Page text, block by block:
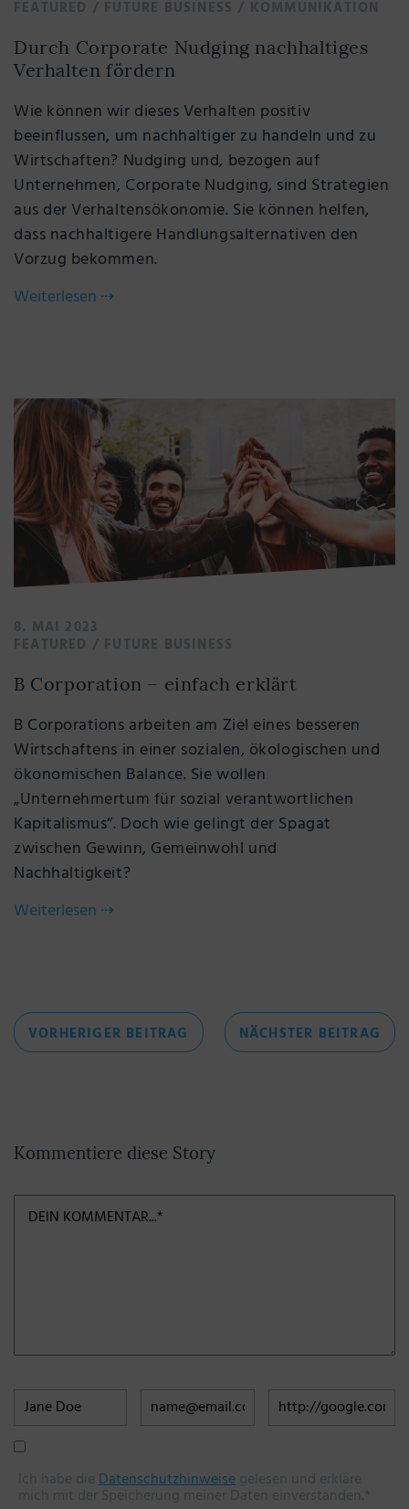
FEATURED / FUTURE BUSINESS / KOMMUNIKATION
Durch Corporate Nudging nachhaltiges
Verhalten fördern
Wie können wir dieses Verhalten positiv
beeinflussen, um nachhaltiger zu handeln und zu
Wirtschaften? Nudging und, bezogen auf
Unternehmen, Corporate Nudging, sind Strategien
aus der Verhaltensökonomie. Sie können helfen,
dass nachhaltigere Handlungsalternativen den
Vorzug bekommen.
Weiterlesen ⇢
8. MAI 2023
FEATURED / FUTURE BUSINESS
B Corporation – einfach erklärt
B Corporations arbeiten am Ziel eines besseren
Wirtschaftens in einer sozialen, ökologischen und
ökonomischen Balance. Sie wollen
„Unternehmertum für sozial verantwortlichen
Kapitalismus“. Doch wie gelingt der Spagat
zwischen Gewinn, Gemeinwohl und
Nachhaltigkeit?
Weiterlesen ⇢
Beitragsnavigation
VORHERIGER BEITRAG VORHERIGER
BEITRAG
NÄCHSTER BEITRAG
Kommentiere diese Story
Ich habe dieDatenschutzhinweisegelesen und erkläre
mich mit der Speicherung meiner Daten einverstanden.*